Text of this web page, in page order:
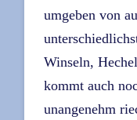
umgeben von
Winseln,
kommt auch
unangenehm